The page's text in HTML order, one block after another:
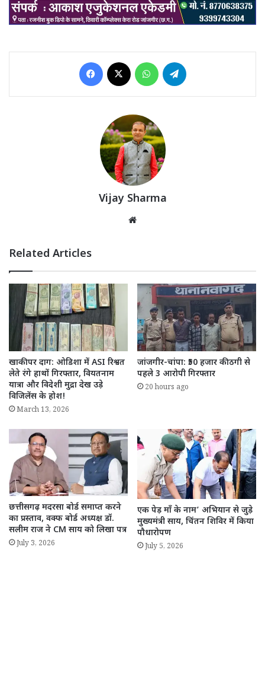
Facebook WhatsApp
Vijay Sharma
Related Articles
खाकी पर दाग: ओडिशा में ASI रिश्वत
लेते रंगे हाथों गिरफ्तार, वियतनाम
यात्रा और विदेशी मुद्रा देख उड़े
विजिलेंस के होश!
March 13, 2026
जांजगीर-चांपा: ₹50 हजार की ठगी से
पहले 3 आरोपी गिरफ्तार
20 hours ago
छत्तीसगढ़ मदरसा बोर्ड समाप्त करने
का प्रस्ताव, वक्फ बोर्ड अध्यक्ष डॉ.
सलीम राज ने CM साय को लिखा पत्र
July 3, 2026
एक पेड़ माँ के नाम’ अभियान से जुड़े
मुख्यमंत्री साय, चिंतन शिविर में किया
पौधारोपण
July 5, 2026